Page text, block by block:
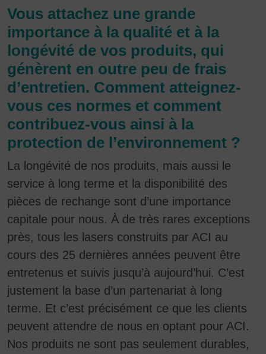
Vous attachez une grande
importance à la qualité et à la
longévité de vos produits, qui
génèrent en outre peu de frais
d’entretien. Comment atteignez-
vous ces normes et comment
contribuez-vous ainsi à la
protection de l’environnement ?
La longévité de nos produits, mais aussi le
service à long terme et la disponibilité des
pièces de rechange sont d’une importance
capitale pour nous. À de très rares exceptions
près, tous les lasers construits par ACI au
cours des 25 dernières années peuvent être
entretenus et suivis jusqu’à aujourd’hui. C’est
justement la base d’un partenariat à long
terme. Et c’est précisément ce que les clients
peuvent attendre de nous en optant pour ACI.
Nos produits ne sont pas seulement durables,